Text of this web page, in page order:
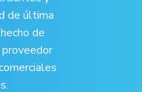
de última
de